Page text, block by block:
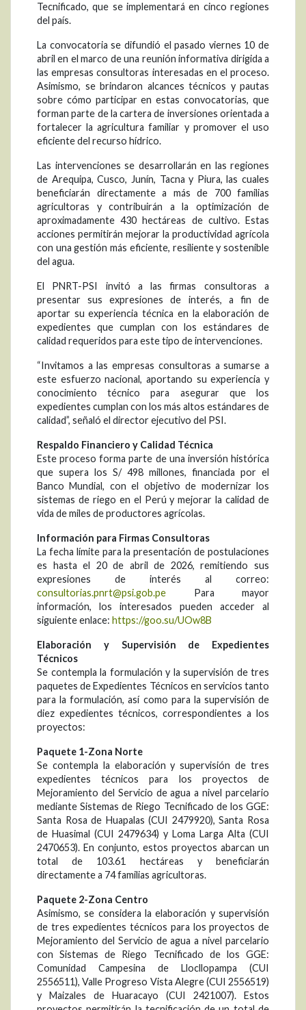
Tecnificado, que se implementará en cinco regiones
del país.
La convocatoria se difundió el pasado viernes 10 de
abril en el marco de una reunión informativa dirigida a
las empresas consultoras interesadas en el proceso.
Asimismo, se brindaron alcances técnicos y pautas
sobre cómo participar en estas convocatorias, que
forman parte de la cartera de inversiones orientada a
fortalecer la agricultura familiar y promover el uso
eficiente del recurso hídrico.
Las intervenciones se desarrollarán en las regiones
de Arequipa, Cusco, Junín, Tacna y Piura, las cuales
beneficiarán directamente a más de 700 familias
agricultoras y contribuirán a la optimización de
aproximadamente 430 hectáreas de cultivo. Estas
acciones permitirán mejorar la productividad agrícola
con una gestión más eficiente, resiliente y sostenible
del agua.
El PNRT-PSI invitó a las firmas consultoras a
presentar sus expresiones de interés, a fin de
aportar su experiencia técnica en la elaboración de
expedientes que cumplan con los estándares de
calidad requeridos para este tipo de intervenciones.
“Invitamos a las empresas consultoras a sumarse a
este esfuerzo nacional, aportando su experiencia y
conocimiento técnico para asegurar que los
expedientes cumplan con los más altos estándares de
calidad”, señaló el director ejecutivo del PSI.
Respaldo Financiero y Calidad Técnica
Este proceso forma parte de una inversión histórica
que supera los S/ 498 millones, financiada por el
Banco Mundial, con el objetivo de modernizar los
sistemas de riego en el Perú y mejorar la calidad de
vida de miles de productores agrícolas.
Información para Firmas Consultoras
La fecha límite para la presentación de postulaciones
es hasta el 20 de abril de 2026, remitiendo sus
expresiones de interés al correo:
consultorias.pnrt@psi.gob.pe Para mayor
información, los interesados pueden acceder al
siguiente enlace: https://goo.su/UOw8B
Elaboración y Supervisión de Expedientes
Técnicos
Se contempla la formulación y la supervisión de tres
paquetes de Expedientes Técnicos en servicios tanto
para la formulación, así como para la supervisión de
diez expedientes técnicos, correspondientes a los
proyectos:
Paquete 1-Zona Norte
Se contempla la elaboración y supervisión de tres
expedientes técnicos para los proyectos de
Mejoramiento del Servicio de agua a nivel parcelario
mediante Sistemas de Riego Tecnificado de los GGE:
Santa Rosa de Huapalas (CUI 2479920), Santa Rosa
de Huasimal (CUI 2479634) y Loma Larga Alta (CUI
2470653). En conjunto, estos proyectos abarcan un
total de 103.61 hectáreas y beneficiarán
directamente a 74 familias agricultoras.
Paquete 2-Zona Centro
Asimismo, se considera la elaboración y supervisión
de tres expedientes técnicos para los proyectos de
Mejoramiento del Servicio de agua a nivel parcelario
con Sistemas de Riego Tecnificado de los GGE:
Comunidad Campesina de Llocllopampa (CUI
2556511), Valle Progreso Vista Alegre (CUI 2556519)
y Maizales de Huaracayo (CUI 2421007). Estos